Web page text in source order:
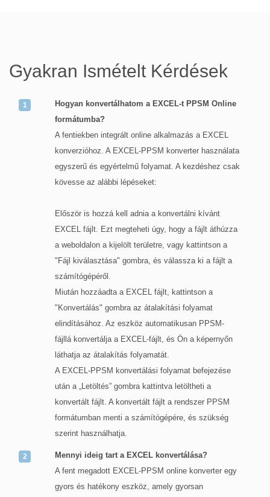
Gyakran Ismételt Kérdések
Hogyan konvertálhatom a EXCEL-t PPSM Online
formátumba?
A fentiekben integrált online alkalmazás a EXCEL
konverzióhoz. A EXCEL-PPSM konverter használata
egyszerű és egyértelmű folyamat. A kezdéshez csak
kövesse az alábbi lépéseket:
Először is hozzá kell adnia a konvertálni kívánt
EXCEL fájlt. Ezt megteheti úgy, hogy a fájlt áthúzza
a weboldalon a kijelölt területre, vagy kattintson a
"Fájl kiválasztása" gombra, és válassza ki a fájlt a
számítógépéről.
Miután hozzáadta a EXCEL fájlt, kattintson a
"Konvertálás" gombra az átalakítási folyamat
elindításához. Az eszköz automatikusan PPSM-
fájllá konvertálja a EXCEL-fájlt, és Ön a képernyőn
láthatja az átalakítás folyamatát.
A EXCEL-PPSM konvertálási folyamat befejezése
után a „Letöltés” gombra kattintva letöltheti a
konvertált fájlt. A konvertált fájlt a rendszer PPSM
formátumban menti a számítógépére, és szükség
szerint használhatja.
Mennyi ideig tart a EXCEL konvertálása?
A fent megadott EXCEL-PPSM online konverter egy
gyors és hatékony eszköz, amely gyorsan